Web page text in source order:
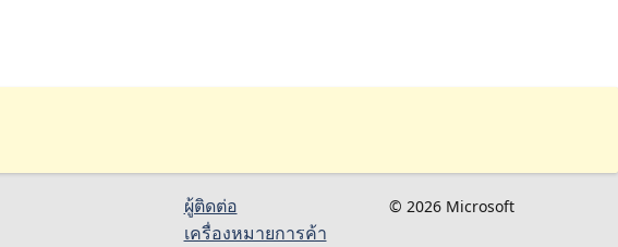
ผู้ติดต่อ
เครื่องหมายการค้า
© 2026 Microsoft